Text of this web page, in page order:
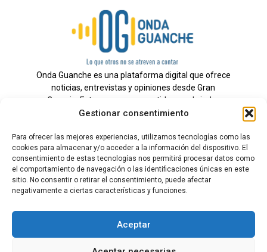
Gestionar consentimiento
Para ofrecer las mejores experiencias, utilizamos tecnologías como las
cookies para almacenar y/o acceder a la información del dispositivo. El
consentimiento de estas tecnologías nos permitirá procesar datos como
el comportamiento de navegación o las identificaciones únicas en este
sitio. No consentir o retirar el consentimiento, puede afectar
negativamente a ciertas características y funciones.
Aceptar
Onda Guanche es una plataforma digital que ofrece
noticias, entrevistas y opiniones desde Gran
Canaria. Estamos comprometidos con brindar
información veraz y un periodismo independiente a
Todos los derechos reservados.
Radio
Contacto
Aviso Legal